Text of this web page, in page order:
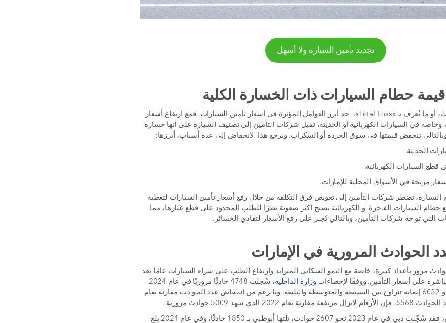
تجديد تأمين السيارة ولا أسهل
إن سعر حطام السيارات، أو ما يُعرف بـ «Total Loss»، أحد أبرز العوامل المؤثرة في أسعار تأمين السيارات. فمع ارتفاع أسعار
وخاصة في السيارات الكهربائية أو الحديثة، تميل شركات التأمين إلى تصنيف السيارة على أنها خسارة
وبالتالي تنخفض قيمتها في سوق الخردة أو السكراب. ويرجع هذا الانخفاض إلى عدة أسباب، أبرزها:
الحديثة.
السيارات الكهربائية.
مربحة في الأسواق المحلية للإمارات.
تضطر شركات التأمين إلى تعويض فرق التكلفة من خلال رفع أسعار تأمين السيارات لتغطية
حطام السيارات الفاخرة أو الكهربائية يصبح أكثر صعوبة نظرًا للطلب المحدود على قطع غيارها، مما
التي تواجه شركات التأمين، وبالتالي تُجبر على رفع الأسعار لتفادي الخسائر.
مرور بأعداد كبيرة، خاصة مع النمو السكاني المتزايد وارتفاع الطلب على شراء السيارات عامًا بعد
على أسعار التأمين. ووفقًا لإحصاءات وزارة الداخلية
، سُجلت 4748 حادثًا مروريًا في عام 2024
أسفرت عن 384 وفاة و 6032 إصابة تتراوح بين البسيطة والمتوسطة والبليغة. وبالرغم من انخفاض عدد الحوادث مقارنة بعام
أما على مستوى المدن، فقد سُجّلت دبي في عام 2023 نحو 2607 حوادث، تلتها أبوظبي بـ 1850 حادثًا، وفي عام 2024 بلغ